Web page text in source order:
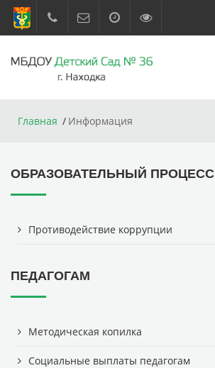
Главная Информация
ОБРАЗОВАТЕЛЬНЫЙ ПРОЦЕСС
Противодействие коррупции
ПЕДАГОГАМ
Методическая копилка
Социальные выплаты педагогам